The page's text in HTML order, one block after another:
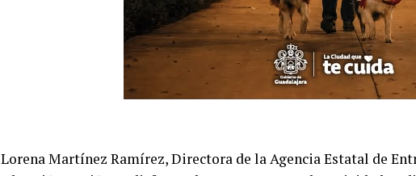
Lorena Martínez Ramírez, Directora de la Agencia Estatal de